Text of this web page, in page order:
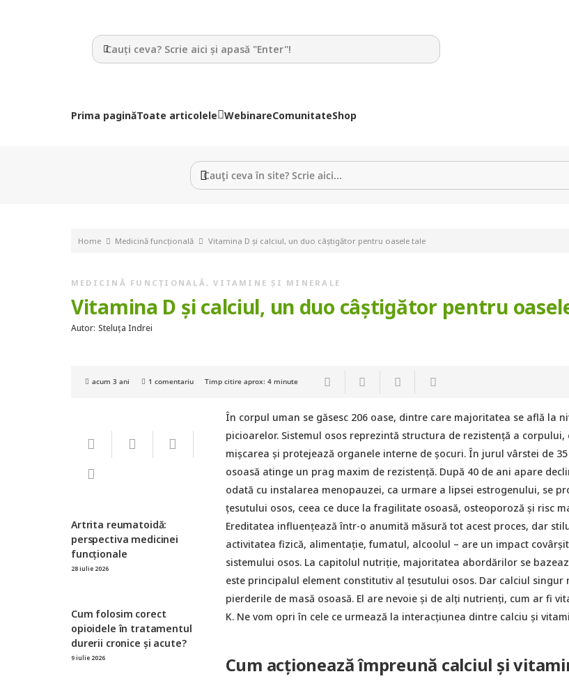
Prima paginăToate articolele WebinareComunitateShop
Home Medicină funcțională Vitamina D și calciul, un duo câștigător pentru oasele tale
MEDICINĂ FUNCȚIONALĂ ,VITAMINE ȘI MINERALE
Vitamina D și calciul, un duo câștigător pentru
Autor: Steluța Indrei
acum 3 ani 1 comentariu Timp citire aprox: 4 minute
Artrita reumatoidă:
perspectiva medicinei
funcționale
28 iulie 2026
Cum folosim corect
opioidele în tratamentul
durerii cronice și acute?
9 iulie 2026
În corpul uman se găsesc 206 oase, dintre care majoritatea se află la
picioarelor. Sistemul osos reprezintă structura de rezistență a corpului,
mișcarea și protejează organele interne de șocuri. În jurul vârstei de
osoasă atinge un prag maxim de rezistență. După 40 de ani apare
odată cu instalarea menopauzei, ca urmare a lipsei estrogenului, se
țesutului osos, ceea ce duce la fragilitate osoasă, osteoporoză și risc
Ereditatea influențează într-o anumită măsură tot acest proces, dar
activitatea fizică, alimentație, fumatul, alcoolul – are un impact
sistemului osos. La capitolul nutriție, majoritatea abordărilor se
este principalul element constitutiv al țesutului osos. Dar calciul singur
pierderile de masă osoasă. El are nevoie și de alți nutrienți, cum ar fi
K. Ne vom opri în cele ce urmează la interacțiunea dintre calciu și
Cum acționează împreună calciul și